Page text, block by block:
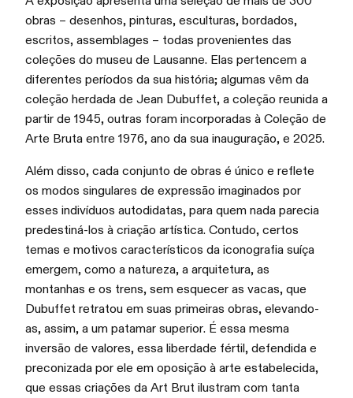
obras – desenhos, pinturas, esculturas, bordados,
escritos, assemblages – todas provenientes das
coleções do museu de Lausanne. Elas pertencem a
diferentes períodos da sua história; algumas vêm da
coleção herdada de Jean Dubuffet, a coleção reunida a
partir de 1945, outras foram incorporadas à Coleção de
Arte Bruta entre 1976, ano da sua inauguração, e 2025.
Além disso, cada conjunto de obras é único e reflete
os modos singulares de expressão imaginados por
esses indivíduos autodidatas, para quem nada parecia
predestiná-los à criação artística. Contudo, certos
temas e motivos característicos da iconografia suíça
emergem, como a natureza, a arquitetura, as
montanhas e os trens, sem esquecer as vacas, que
Dubuffet retratou em suas primeiras obras, elevando-
as, assim, a um patamar superior. É essa mesma
inversão de valores, essa liberdade fértil, defendida e
preconizada por ele em oposição à arte estabelecida,
que essas criações da Art Brut ilustram com tanta